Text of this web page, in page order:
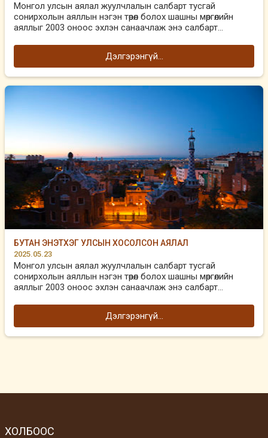
Монгол улсын аялал жуулчлалын салбарт тусгай
сонирхолын аяллын нэгэн төрөл болох шашны мөргөлийн
аяллыг 2003 оноос эхлэн санаачлаж энэ салбарт...
Дэлгэрэнгүй...
БУТАН ЭНЭТХЭГ УЛСЫН ХОСОЛСОН АЯЛАЛ
2025.05.23
Монгол улсын аялал жуулчлалын салбарт тусгай
сонирхолын аяллын нэгэн төрөл болох шашны мөргөлийн
аяллыг 2003 оноос эхлэн санаачлаж энэ салбарт...
Дэлгэрэнгүй...
ХОЛБООС